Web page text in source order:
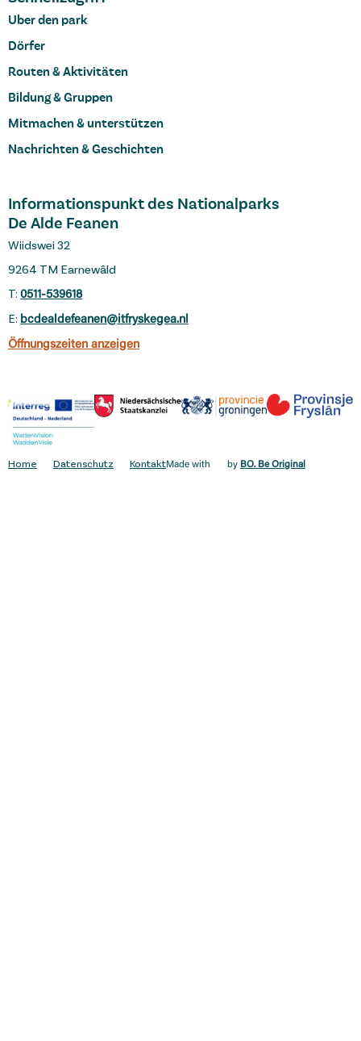
Uber den park
Dörfer
Routen & Aktivitäten
Bildung & Gruppen
Mitmachen & unterstützen
Nachrichten & Geschichten
Informationspunkt des Nationalparks
De Alde Feanen
Wiidswei 32
9264 TM Earnewâld
T: 0511-539618
E: bcdealdefeanen@itfryskegea.nl
Öffnungszeiten anzeigen
Home Datenschutz KontaktMade with by BO. Be Original